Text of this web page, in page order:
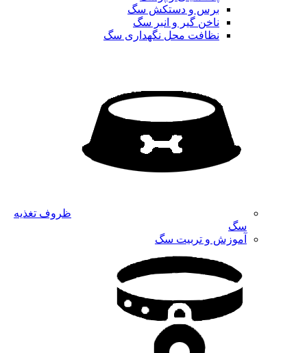
برس و دستکش سگ
ناخن گیر و انبر سگ
نظافت محل نگهداری سگ
ظروف تغذیه
سگ
آموزش و تربیت سگ